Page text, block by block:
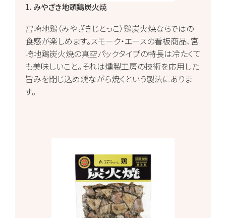
1. みやざき地頭鶏炭火焼
宮崎地鶏（みやざきじとっこ）鶏炭火焼ならではの
食感が楽しめます。スモーク・エースの看板商品、宮
崎地鶏炭火焼の真空パックタイプの特長は冷たくて
も美味しいこと。それは燻製工房の技術を応用した
旨みを閉じ込め燻ながら焼くという製法にありま
す。